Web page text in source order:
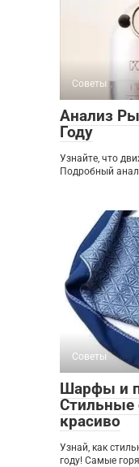
Советы
Анализ
Году
Узнайте, что
Подробный
Советы
Шарфы и
Стильные
красиво
Узнай, как
году! Самые